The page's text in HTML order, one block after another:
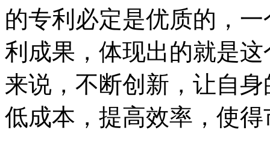
的专利必定是优质的，
利成果，体现出的就是
来说，不断创新，让自
低成本，提高效率，使